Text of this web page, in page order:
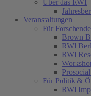
Über das RWI
Veranstaltungen
Für Forschende
Brown
RWI
RWI
Für Politik &
RWI